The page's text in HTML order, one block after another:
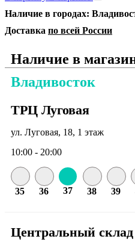
Наличие в городах:
Доставка по всей России
Наличие в
Владивосток
ТРЦ Луговая
ул. Луговая, 18, 1 этаж
10:00 - 20:00
35 36 37 38 39
Центральный склад